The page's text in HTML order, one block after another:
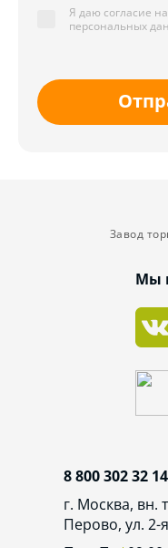
Я даю согласие
персональных
Завод
Мы
8 800 302 32 14
г. Москва, вн.
Перово, ул. 2-